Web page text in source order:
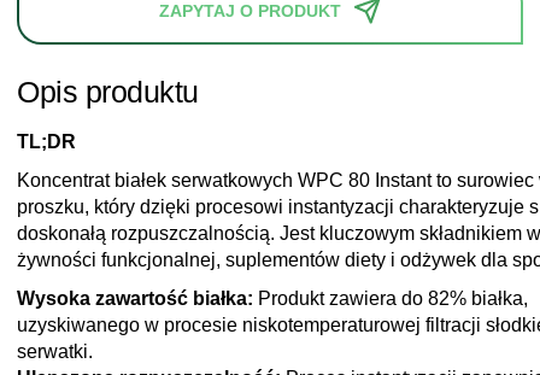
Opis produktu
TL;DR
Koncentrat białek serwatkowych WPC 80 Instant to surowiec
proszku, który dzięki procesowi instantyzacji charakteryzuje
doskonałą rozpuszczalnością. Jest kluczowym składnikiem
żywności funkcjonalnej, suplementów diety i odżywek dla
Wysoka zawartość białka: Produkt zawiera do 82% białka,
uzyskiwanego w procesie niskotemperaturowej filtracji
serwatki.
ZAPYTAJ O PRODUKT